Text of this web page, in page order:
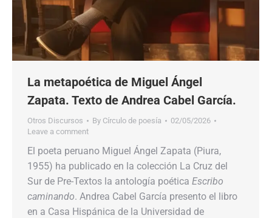
La metapoética de Miguel Ángel
Zapata. Texto de Andrea Cabel García.
Otros Discursos By Círculo de poesía
02/05/2026
Leave a comment
El poeta peruano Miguel Ángel Zapata (Piura,
1955) ha publicado en la colección La Cruz del
Sur de Pre-Textos la antología poética Escribo
caminando. Andrea Cabel García presento el libro
en a Casa Hispánica de la Universidad de